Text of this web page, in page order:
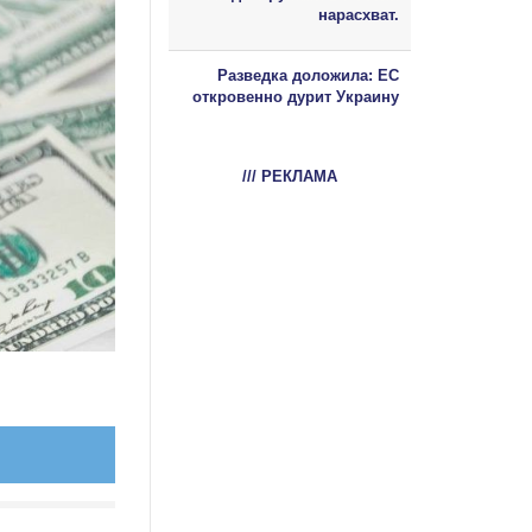
нарасхват.
Разведка доложила: ЕС
откровенно дурит Украину
/// РЕКЛАМА